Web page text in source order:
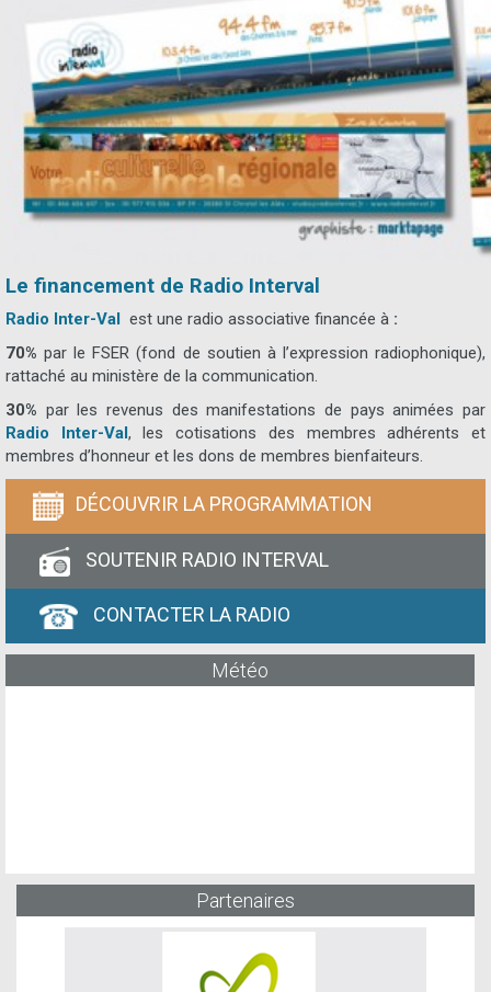
Le financement de Radio Interval
Radio Inter-Val est une radio associative financée à :
70% par le FSER (fond de soutien à l’expression radiophonique),
rattaché au ministère de la communication.
30% par les revenus des manifestations de pays animées par
Radio Inter-Val, les cotisations des membres adhérents et
membres d’honneur et les dons de membres bienfaiteurs.
DÉCOUVRIR LA PROGRAMMATION
SOUTENIR RADIO INTERVAL
CONTACTER LA RADIO
Météo
Partenaires